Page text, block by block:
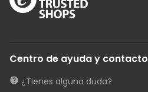
Centro de ayuda y contacto
¿Tienes alguna duda?